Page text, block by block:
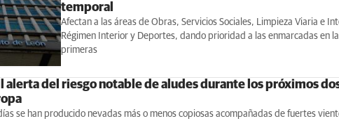
temporal
Afectan a las áreas de Obras, Servicios Sociales, Limpieza Viaria e
Régimen Interior y Deportes, dando prioridad a las enmarcadas en
primeras
alerta del riesgo notable de aludes durante los próximos
se han producido nevadas más o menos copiosas acompañadas de fuertes